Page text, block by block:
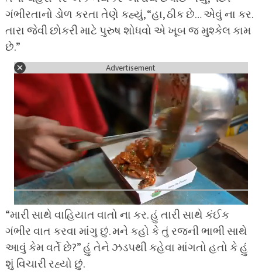
ગંભીરતાનો ડોળ કરતા તેણે કહ્યું, “હા, ઠીક છે… એવું ના કર.
તારા જેવી છોકરી માટે પુરુષ શોધવો એ ખૂબ જ મુશ્કેલ કામ
છે.”
Advertisement
“મારી સાથે વાહિયાત વાતો ના કર. હું તારી સાથે કંઈક
ગંભીર વાત કરવા માંગુ છું. મને કહો કે તું રજની ભાભી સાથે
આવું કેમ વર્તે છે?” હું તેને ઝડપથી કહેવા માંગતો હતો કે હું
શું વિચારી રહ્યો છું.